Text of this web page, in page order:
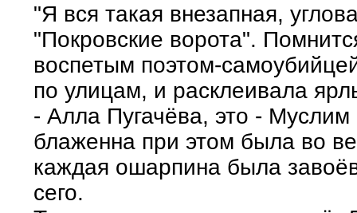
"Я вся такая внезапная,
"Покровские ворота".
воспетым поэтом-
по улицам, и расклеивала
- Алла Пугачёва, это -
блаженна при этом была во
каждая ошарпина была
сего.